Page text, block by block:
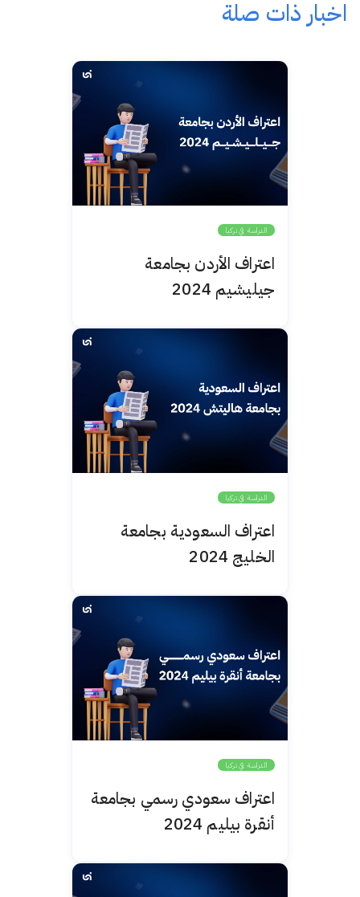
اخبار ذات صلة
الدراسة في تركيا
اعتراف الأردن بجامعة
جيليشيم 2024
الدراسة في تركيا
اعتراف السعودية بجامعة
الخليج 2024
الدراسة في تركيا
اعتراف سعودي رسمي بجامعة
أنقرة بيليم 2024